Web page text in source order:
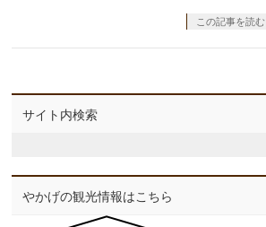
この記事を読む
サイト内検索
やかげの観光情報はこちら